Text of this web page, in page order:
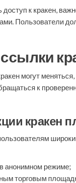
к кракен,
Пользователи
могут
к
кракен
анонимном режиме;
торговым